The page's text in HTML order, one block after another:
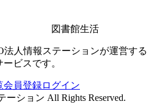
図書館生活
法人情報ステーションが運営する
ビスです。
会員登録ログイン
ーション All Rights Reserved.